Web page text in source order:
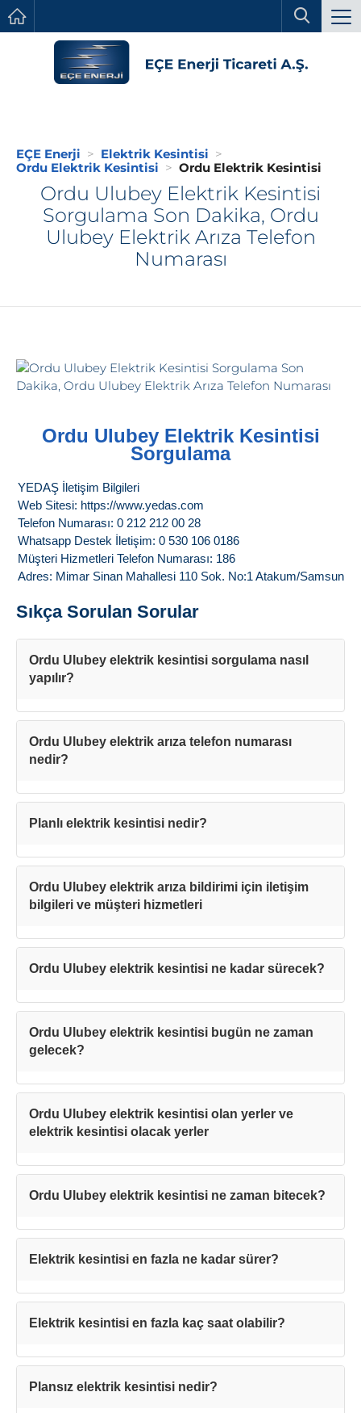
EÇE Enerji
Elektrik Kesintisi
Ordu Elektrik Kesintisi
Ordu Elektrik Kesintisi
Ordu Ulubey Elektrik Kesintisi
Sorgulama Son Dakika, Ordu
Ulubey Elektrik Arıza Telefon
Numarası
Ordu Ulubey Elektrik Kesintisi
Sorgulama
YEDAŞ İletişim Bilgileri
Web Sitesi: https://www.yedas.com
Telefon Numarası: 0 212 212 00 28
Whatsapp Destek İletişim: 0 530 106 0186
Müşteri Hizmetleri Telefon Numarası: 186
Adres: Mimar Sinan Mahallesi 110 Sok. No:1 Atakum/Samsun
Sıkça Sorulan Sorular
Ordu Ulubey elektrik kesintisi sorgulama nasıl
yapılır?
Ordu Ulubey elektrik arıza telefon numarası
nedir?
Planlı elektrik kesintisi nedir?
Ordu Ulubey elektrik arıza bildirimi için iletişim
bilgileri ve müşteri hizmetleri
Ordu Ulubey elektrik kesintisi ne kadar sürecek?
Ordu Ulubey elektrik kesintisi bugün ne zaman
gelecek?
Ordu Ulubey elektrik kesintisi olan yerler ve
elektrik kesintisi olacak yerler
Ordu Ulubey elektrik kesintisi ne zaman bitecek?
Elektrik kesintisi en fazla ne kadar sürer?
Elektrik kesintisi en fazla kaç saat olabilir?
Plansız elektrik kesintisi nedir?
Teşekkürler!
Mesajınız başarıyla ulaştırıldı. En kısa
sürede sizinle iletişime geçilecektir.